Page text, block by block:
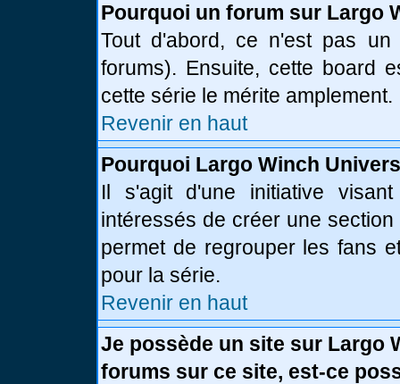
Pourquoi un forum sur Largo
Tout d'abord, ce n'est pas un
forums). Ensuite, cette board
cette série le mérite amplement.
Revenir en haut
Pourquoi Largo Winch
Il s'agit d'une initiative
intéressés de créer une
permet de regrouper les fans
pour la série.
Revenir en haut
Je possède un site sur Largo
forums sur ce site, est-ce